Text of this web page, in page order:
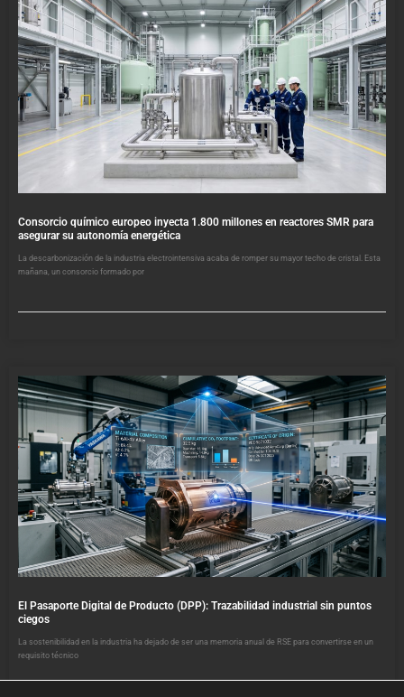
Consorcio químico europeo inyecta 1.800 millones en reactores SMR para
asegurar su autonomía energética
La descarbonización de la industria electrointensiva acaba de romper su mayor techo de cristal. Esta
mañana, un consorcio formado por
El Pasaporte Digital de Producto (DPP): Trazabilidad industrial sin puntos
ciegos
La sostenibilidad en la industria ha dejado de ser una memoria anual de RSE para convertirse en un
requisito técnico